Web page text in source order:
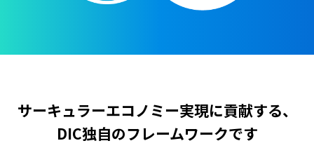
サーキュラーエコノミー実現に貢献する、
DIC独自のフレームワークです